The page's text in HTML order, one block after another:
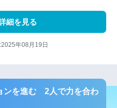
細を見る
年08月19日
ンを進む 2人で力を合わ